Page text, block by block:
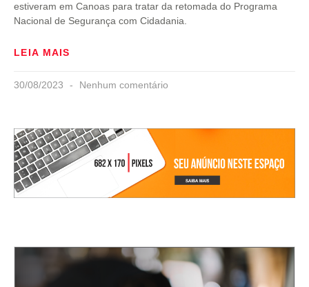
estiveram em Canoas para tratar da retomada do Programa
Nacional de Segurança com Cidadania.
LEIA MAIS
30/08/2023 Nenhum comentário